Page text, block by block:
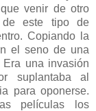
venir de otro
de este tipo de
Copiando la
el seno de una
una invasión
suplantaba al
para oponerse.
películas los